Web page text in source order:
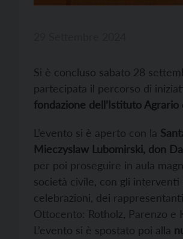
Si è concluso sabato 28
partecipata il percorso di
fondazione dell’Istituto
L’evento si è aperto con la
Mieczyslaw Lubomirski, don
per poi proseguire in aula
società civile, con gli interventi
celebrazioni, dei
Ottocento: Rotholz, Parenzo e
L’evento si è spostato poi alla